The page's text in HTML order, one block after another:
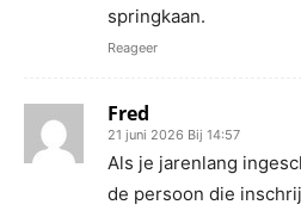
springkaan.
Reageer
Fred
21 juni 2026 Bij 14:57
Als je jarenlang
de persoon die